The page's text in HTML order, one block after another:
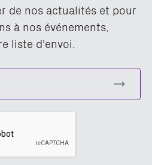
de nos actualités et pour
à nos événements,
liste d'envoi.